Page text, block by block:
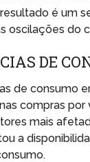
é um
oscilações do
DE
de consumo
compras
mais
a